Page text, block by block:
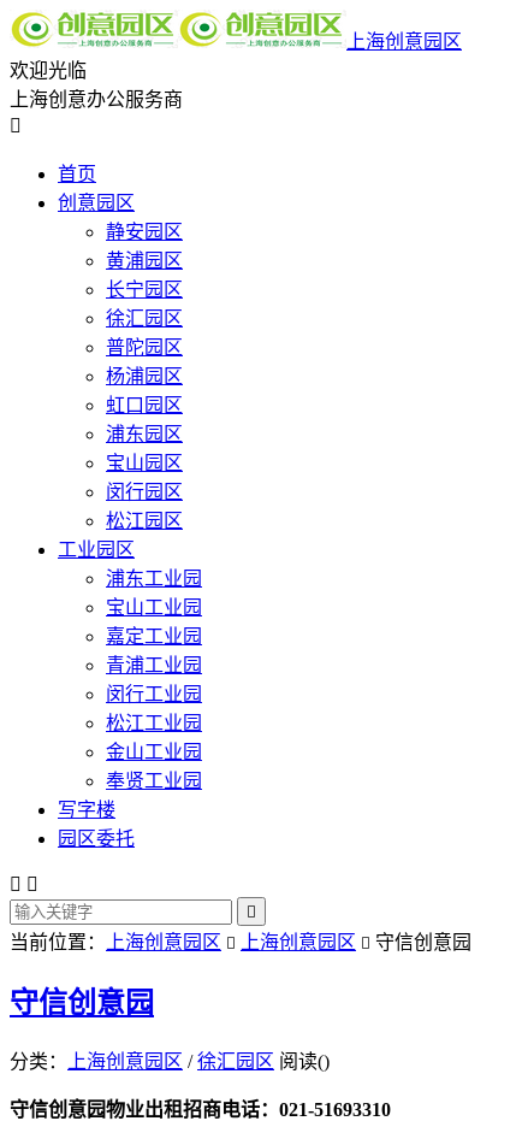
上海创意园区
欢迎光临
上海创意办公服务商

首页
创意园区
静安园区
黄浦园区
长宁园区
徐汇园区
普陀园区
杨浦园区
虹口园区
浦东园区
宝山园区
闵行园区
松江园区
工业园区
浦东工业园
宝山工业园
嘉定工业园
青浦工业园
闵行工业园
松江工业园
金山工业园
奉贤工业园
写字楼
园区委托
 

当前位置： 上海创意园区  上海创意园区  守信创意园
守信创意园
分类： 上海创意园区 /徐汇园区 阅读()
守信创意园物业出租招商电话：021-51693310